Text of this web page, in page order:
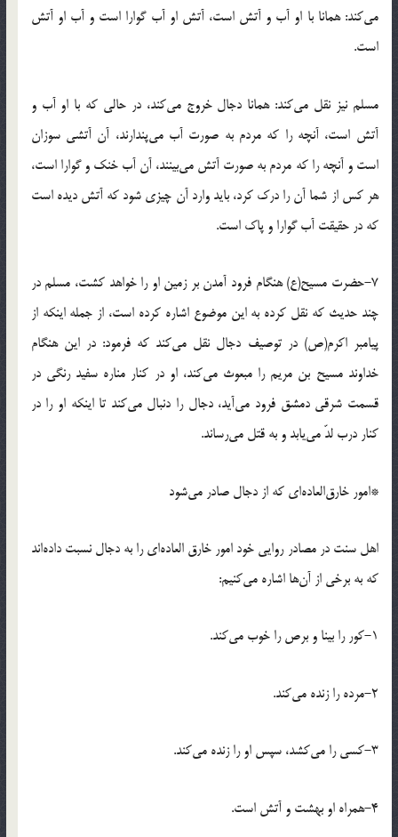
مى‌کند: همانا با او آب و آتش است، آتش او آب گوارا است و آب او آتش
است.
مسلم نیز نقل مى‌کند: همانا دجال خروج مى‌کند، در حالى که با او آب و
آتش است، آنچه را که مردم به صورت آب مى‌پندارند، آن آتشى سوزان
است و آنچه را که مردم به صورت آتش مى‌بینند، آن آب خنک و گوارا است،
هر کس از شما آن را درک کرد، باید وارد آن چیزى شود که آتش دیده است
که در حقیقت آب گوارا و پاک است.
٧-حضرت مسیح(ع) هنگام فرود آمدن بر زمین او را خواهد کشت، مسلم در
چند حدیث که نقل کرده به این موضوع اشاره کرده است، از جمله اینکه از
پیامبر اکرم(ص) در توصیف دجال نقل مى‌کند که فرمود: در این هنگام
خداوند مسیح بن مریم را مبعوث مى‌کند، او در کنار مناره سفید رنگى در
قسمت شرقى دمشق فرود مى‌آید، دجال را دنبال مى‌کند تا اینکه او را در
کنار درب لدّ مى‌یابد و به قتل مى‌رساند.
*امور خارق‌العاده‌اى که از دجال صادر مى‌شود
اهل سنت در مصادر روایى خود امور خارق العاده‌اى را به دجال نسبت داده‌اند
که به برخى از آن‌ها اشاره مى‌کنیم:
١-کور را بینا و برص را خوب مى‌کند.
٢-مرده را زنده مى‌کند.
٣-کسى را مى‌کشد، سپس او را زنده مى‌کند.
4-همراه او بهشت و آتش است.